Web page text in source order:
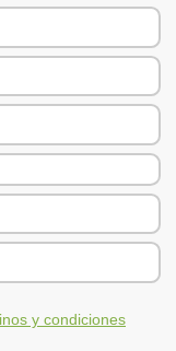
y condiciones